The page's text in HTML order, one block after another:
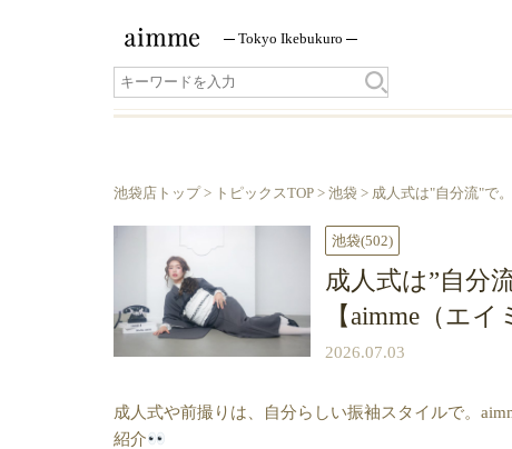
Tokyo Ikebukuro
池袋店トップ> トピックスTOP > 池袋 > 成人式は"自分流"で
池袋(502)
成人式は”自分
【aimme（エ
2026.07.03
成人式や前撮りは、自分らしい振袖スタイルで。
紹介